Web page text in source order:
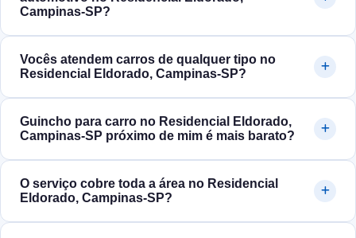
Campinas‑SP?
Vocês atendem carros de qualquer tipo no
Residencial Eldorado, Campinas‑SP?
Guincho para carro no Residencial Eldorado,
Campinas‑SP próximo de mim é mais barato?
O serviço cobre toda a área no Residencial
Eldorado, Campinas‑SP?